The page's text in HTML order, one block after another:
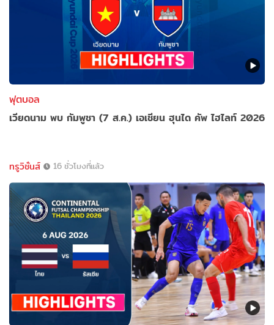
ฟุตบอล
เวียดนาม พบ กัมพูชา (7 ส.ค.) เอเชียน ฮุนได คัพ ไฮไลท์ 2026
ทรูวิชั่นส์ 16 ชั่วโมงที่แล้ว